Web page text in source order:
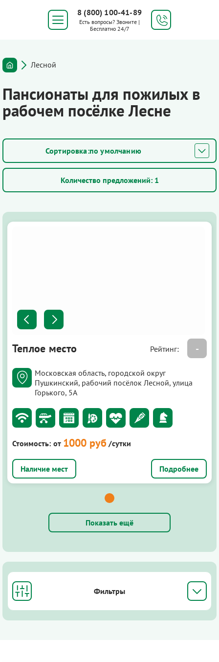
8 (800) 100-41-89
Есть вопросы? Звоните |
Бесплатно 24/7
Лесной
Пансионаты для пожилых в
рабочем посёлке Лесне
по умолчанию
Количество предложений: 1
Теплое место Рейтинг: -
Московская область, городской округ
Пушкинский, рабочий посёлок Лесной, улица
Горького, 5А
Стоимость: от 1000 руб /сутки
Подробнее
Показать ещё
Фильтры